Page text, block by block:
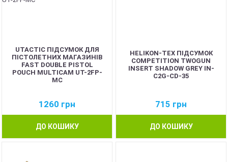
UTACTIC ПІДСУМОК ДЛЯ
ПІСТОЛЕТНИХ МАГАЗИНІВ
FAST DOUBLE PISTOL
POUCH MULTICAM UT-2FP-
MC
1260 грн
ДО КОШИКУ
HELIKON-TEX ПІДСУМОК
COMPETITION TWOGUN
INSERT SHADOW GREY IN-
C2G-CD-35
715 грн
ДО КОШИКУ